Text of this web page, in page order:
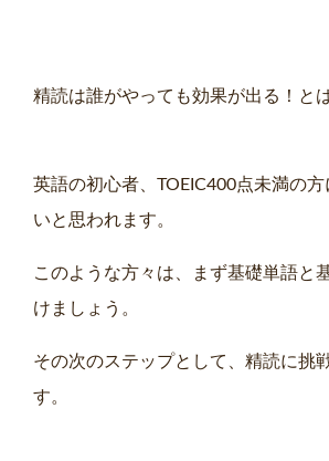
精読は誰がやっても効果が出る！と
英語の初心者、TOEIC400点未満の
いと思われます。
このような方々は、まず基礎単語と
けましょう。
その次のステップとして、精読に挑
す。